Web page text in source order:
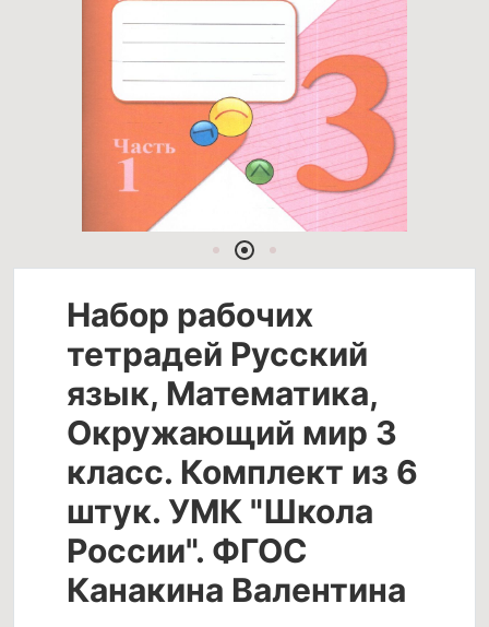
Набор рабочих
тетрадей Русский
язык, Математика,
Окружающий мир 3
класс. Комплект из 6
штук. УМК "Школа
России". ФГОС
Канакина Валентина